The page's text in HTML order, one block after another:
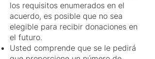
los requisitos enumerados en el
acuerdo, es posible que no sea
elegible para recibir donaciones en
el futuro.
Usted comprende que se le pedirá